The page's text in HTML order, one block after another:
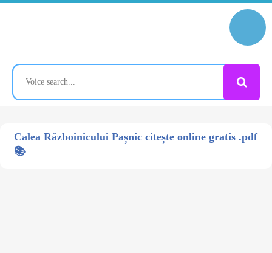
Calea Războinicului Pașnic citește online gratis .pdf
📚